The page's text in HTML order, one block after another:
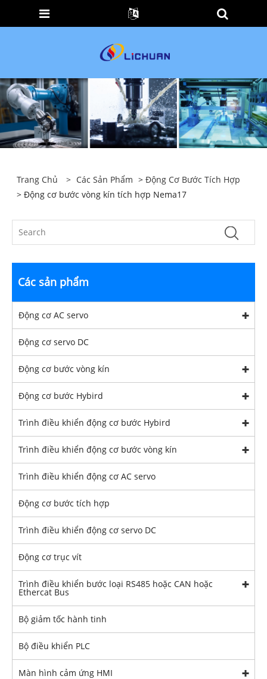
Trang Chủ > Các Sản Phẩm >Động Cơ Bước Tích Hợp
> Động cơ bước vòng kín tích hợp Nema17
Các sản phẩm
Động cơ AC servo
Động cơ servo DC
Động cơ bước vòng kín
Động cơ bước Hybird
Trình điều khiển động cơ bước Hybird
Trình điều khiển động cơ bước vòng kín
Trình điều khiển động cơ AC servo
Động cơ bước tích hợp
Trình điều khiển động cơ servo DC
Động cơ trục vít
Trình điều khiển bước loại RS485 hoặc CAN hoặc
Ethercat Bus
Bộ giảm tốc hành tinh
Bộ điều khiển PLC
Màn hình cảm ứng HMI